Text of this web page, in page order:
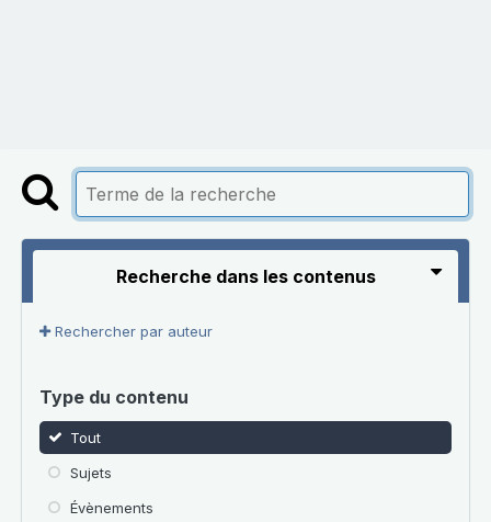
Recherche dans les contenus
Rechercher par auteur
Type du contenu
Tout
Sujets
Évènements